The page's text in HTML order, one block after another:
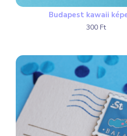
Budapest kawaii
300 Ft